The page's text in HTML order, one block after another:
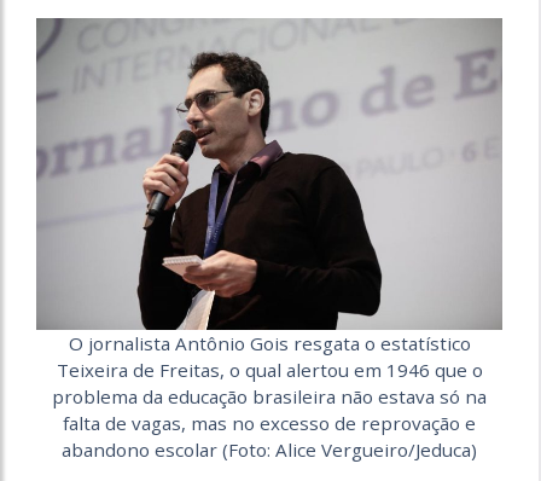
O jornalista Antônio Gois resgata o estatístico
Teixeira de Freitas, o qual alertou em 1946 que o
problema da educação brasileira não estava só na
falta de vagas, mas no excesso de reprovação e
abandono escolar (Foto: Alice Vergueiro/Jeduca)